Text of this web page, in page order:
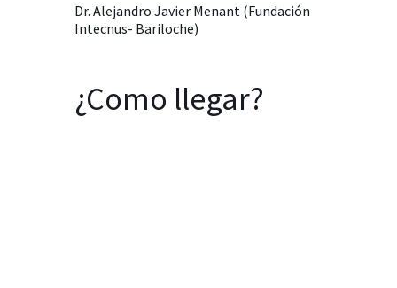
Dr. Alejandro Javier Menant (Fundación
Intecnus- Bariloche)
¿Como llegar?